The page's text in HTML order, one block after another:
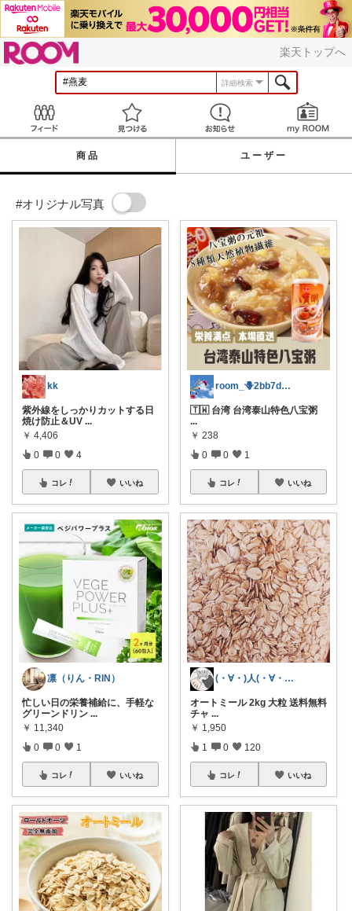
楽天トップへ
詳細検索
見つける お知らせ
商品 ユーザー
#オリジナル写真
kk
紫外線をしっかりカットする日
焼け防止＆UV ...
￥ 4,406
0 0 4
コレ いいね
凛（りん・RIN）
忙しい日の栄養補給に、手軽な
グリーンドリン ...
￥ 11,340
0 0 1
コレ いいね
room_🪻2bb7d8bc05
🇹🇼 台湾 台湾泰山特色八宝粥
...
￥ 238
0 0 1
コレ いいね
(・∀・)人(・∀・)ありがと♡
オートミール 2kg 大粒 送料無料
チャ ...
￥ 1,950
1 0 120
コレ いいね